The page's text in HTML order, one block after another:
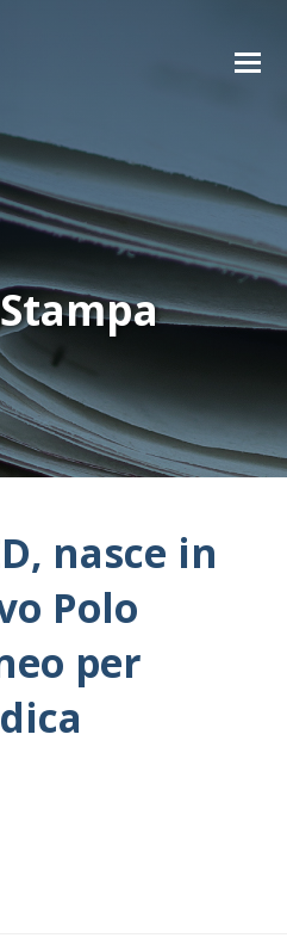
nasce in
Polo
per